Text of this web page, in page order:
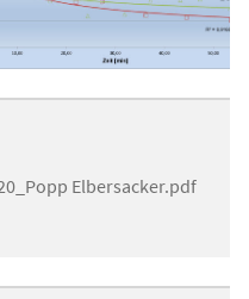
Elbersacker.pdf